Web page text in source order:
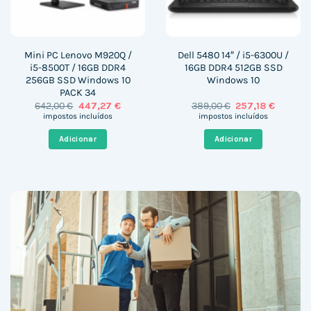
Mini PC Lenovo M920Q /
i5-8500T / 16GB DDR4
256GB SSD Windows 10
PACK 34
642,00€ O
preço
642,00 €.
447,27 €O
impostos incluídos
Adicionar
Dell 5480 14″ / i5-6300U /
16GB DDR4 512GB SSD
Windows 10
389,00€ O
preço
389,00 €.
257,18€O
impostos incluídos
Adicionar